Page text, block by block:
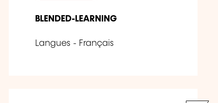
BLENDED-LEARNING
Langues - Français